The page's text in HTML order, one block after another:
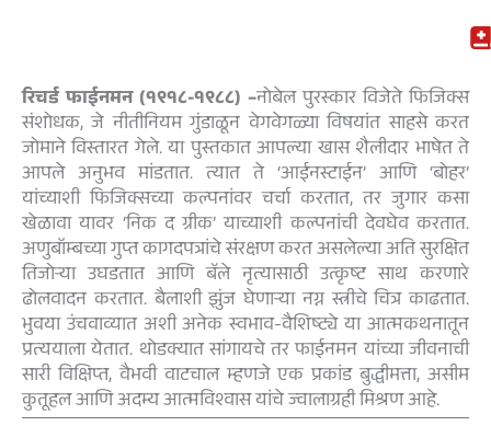
रिचर्ड फाईनमन (१९१८-१९८८) –नोबेल पुरस्कार विजेते फिजिक्स
संशोधक, जे नीतीनियम गुंडाळून वेगवेगळ्या विषयांत साहसे करत
जोमाने विस्तारत गेले. या पुस्तकात आपल्या खास शैलीदार भाषेत ते
आपले अनुभव मांडतात. त्यात ते ‘आईनस्टाईन’ आणि ‘बोहर’
यांच्याशी फिजिक्सच्या कल्पनांवर चर्चा करतात, तर जुगार कसा
खेळावा यावर ‘निक द ग्रीक’ याच्याशी कल्पनांची देवघेव करतात.
अणुबॉम्बच्या गुप्त कागदपत्रांचे संरक्षण करत असलेल्या अति सुरक्षित
तिजोऱ्या उघडतात आणि बॅले नृत्यासाठी उत्कृष्ट साथ करणारे
ढोलवादन करतात. बैलाशी झुंज घेणाऱ्या नग्न स्त्रीचे चित्र काढतात.
भुवया उंचवाव्यात अशी अनेक स्वभाव-वैशिष्ट्ये या आत्मकथनातून
प्रत्ययाला येतात. थोडक्यात सांगायचे तर फाईनमन यांच्या जीवनाची
सारी विक्षिप्त, वैभवी वाटचाल म्हणजे एक प्रकांड बुद्धीमत्ता, असीम
कुतूहल आणि अदम्य आत्मविश्वास यांचे ज्वालाग्रही मिश्रण आहे.